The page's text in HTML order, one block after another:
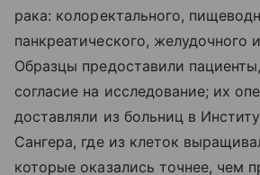
рака: колоректального,
панкреатического, желудочного
Образцы предоставили
согласие на исследование; их
доставляли из больниц в
Сангера, где из клеток
которые оказались точнее, чем